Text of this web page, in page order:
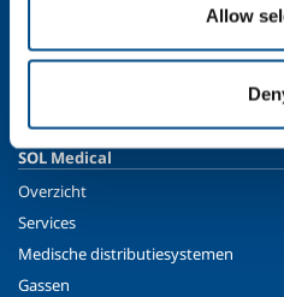
Allow
Energie & Milieu
SOL Medical
Overzicht
Services
Medische distributiesystemen
Gassen